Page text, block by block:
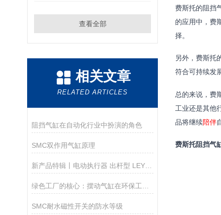
查看全部
相关文章
RELATED ARTICLES
阻挡气缸在自动化行业中扮演的角色
SMC双作用气缸原理
新产品特辑丨电动执行器 出杆型 LEY100系列
SMC耐水磁性开关的防水等级
费斯托的阻挡
的应用中，费
择。
另外，费斯托
符合可持续发
总的来说，费
工业还是其他
品将继续陪伴
费斯托阻挡气